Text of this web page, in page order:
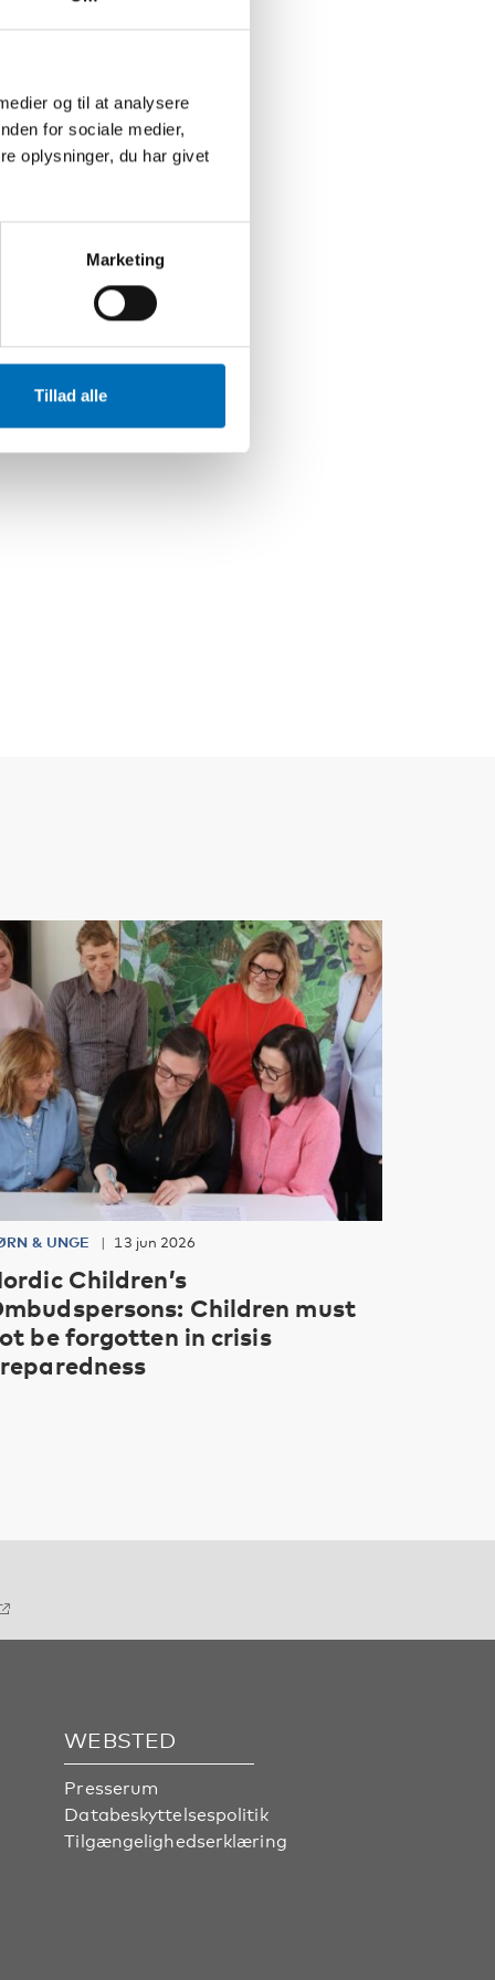
og til at analysere
for sociale medier,
oplysninger, du har givet
Marketing
Tillad alle
& UNGE 13 jun 2026
Children’s
Children must
be forgotten in crisis
WEBSTED
Presserum
Databeskyttelsespolitik
Tilgængelighedserklæring